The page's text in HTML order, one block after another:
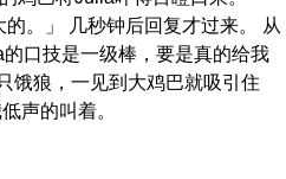
。」 几秒钟后回复才过来。 从
口技是一级棒，要是真的给我
饿狼，一见到大鸡巴就吸引住
声的叫着。